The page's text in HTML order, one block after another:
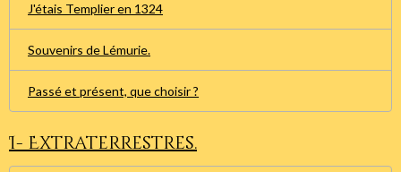
J'étais Templier en 1324
Souvenirs de Lémurie.
Passé et présent, que choisir ?
I- Extraterrestres.